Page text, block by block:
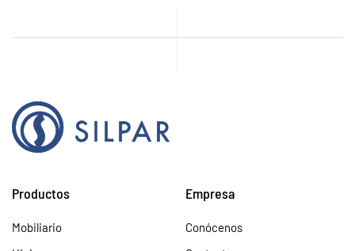
Productos
Mobiliario
Empresa
Conócenos